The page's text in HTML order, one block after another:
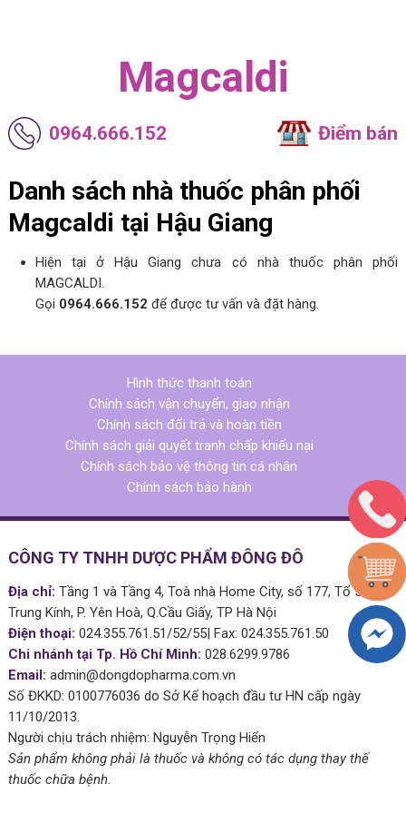
Magcaldi
0964.666.152 Điểm bán
Danh sách nhà thuốc phân phối
Magcaldi tại Hậu Giang
Hiện tại ở Hậu Giang chưa có nhà thuốc phân phối
MAGCALDI.
Gọi 0964.666.152 để được tư vấn và đặt hàng.
Hình thức thanh toán
Chính sách vận chuyển, giao nhận
Chính sách đổi trả và hoàn tiền
Chính sách giải quyết tranh chấp khiếu nại
Chính sách bảo vệ thông tin cá nhân
Chính sách bảo hành
CÔNG TY TNHH DƯỢC PHẨM ĐÔNG ĐÔ
Địa chỉ: Tầng 1 và Tầng 4, Toà nhà Home City, số 177, Tổ 51 Phố
Trung Kính, P. Yên Hoà, Q.Cầu Giấy, TP Hà Nội
Điện thoại: 024.355.761.51/52/55| Fax: 024.355.761.50
Chi nhánh tại Tp. Hồ Chí Minh: 028.6299.9786
Email: admin@dongdopharma.com.vn
Số ĐKKD: 0100776036 do Sở Kế hoạch đầu tư HN cấp ngày
11/10/2013.
Người chịu trách nhiệm: Nguyễn Trọng Hiển
Sản phẩm không phải là thuốc và không có tác dụng thay thế
thuốc chữa bệnh.